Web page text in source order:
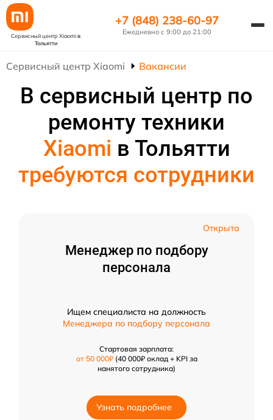
Сервисный центр Xiaomiв
Тольятти
+7 (848) 238-60-97
Ежедневно с 9:00 до 21:00
Сервисный центр Xiaomi Вакансии
В сервисный центр по
ремонту техники
Xiaomi в Тольятти
требуются сотрудники
Открыта
Менеджер по подбору
персонала
Ищем специалиста на должность
Менеджера по подбору персонала
Стартовая зарплата:
от 50 000₽(40 000₽ оклад + KPI за
нанятого сотрудника)
Узнать подробнее